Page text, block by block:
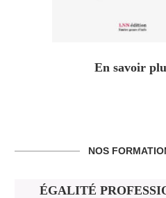
En savoir
NOS
ÉGALITÉ